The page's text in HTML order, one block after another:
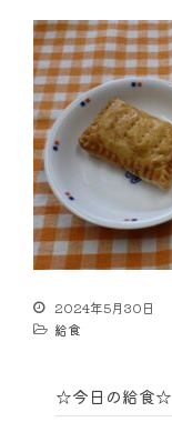
2024年5月30日
給食
☆今日の給食☆